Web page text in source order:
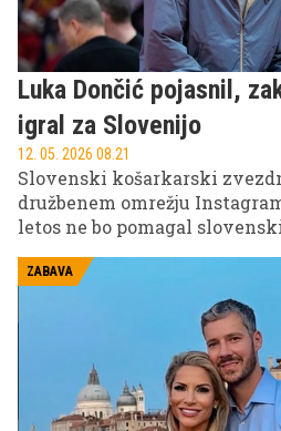
Luka Dončić pojasnil,
igral za Slovenijo
12. 05. 2026 08.21
Slovenski košarkarski
družbenem omrežju
letos ne bo pomagal
ZABAVA